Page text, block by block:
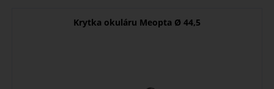
Krytka okuláru Meopta Ø 44,5